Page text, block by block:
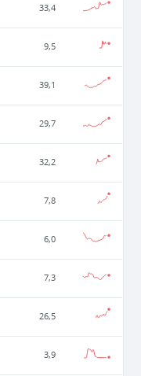
33,4
9,5
39,1
29,7
32,2
7,8
6,0
7,3
26,5
3,9